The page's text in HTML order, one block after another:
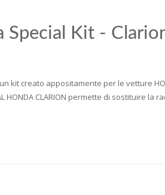
Special Kit -
un kit creato appositamente per le vetture
HONDA CLARION permette di sostituire la